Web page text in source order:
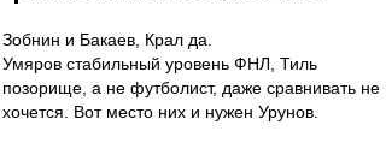
Зобнин и Бакаев, Крал да.
Умяров стабильный уровень ФНЛ, Тиль
позорище, а не футболист, даже сравнивать не
хочется. Вот место них и нужен Урунов.